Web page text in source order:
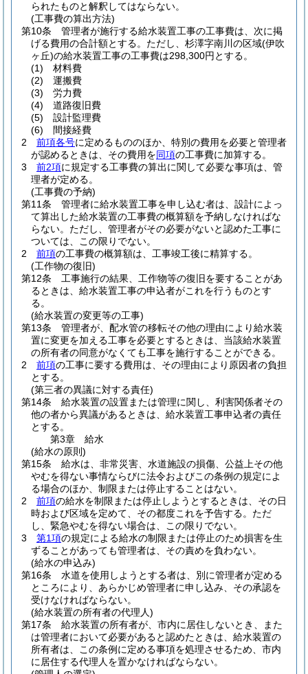
られたものと解釈してはならない。
(工事費の算出方法)
第10条
管理者が施行する給水装置工事の工事費は、次に掲
げる費用の合計額とする。 ただし、杉澤字南川の区域(伊吹
ヶ丘)の給水装置工事の工事費は298,300円とする。
(1)
材料費
(2)
運搬費
(3)
労力費
(4)
道路復旧費
(5)
設計監理費
(6)
間接経費
2
前項各号に定めるもののほか、特別の費用を必要と管理者
が認めるときは、その費用を同項の工事費に加算する。
3
前2項に規定する工事費の算出に関して必要な事項は、管
理者が定める。
(工事費の予納)
第11条
管理者に給水装置工事を申し込む者は、設計によっ
て算出した給水装置の工事費の概算額を予納しなければな
らない。 ただし、管理者がその必要がないと認めた工事に
ついては、この限りでない。
2
前項の工事費の概算額は、工事竣工後に精算する。
(工作物の復旧)
第12条
工事施行の結果、工作物等の復旧を要することがあ
るときは、給水装置工事の申込者がこれを行うものとす
る。
(給水装置の変更等の工事)
第13条
管理者が、配水管の移転その他の理由により給水装
置に変更を加える工事を必要とするときは、当該給水装置
の所有者の同意がなくても工事を施行することができる。
2
前項の工事に要する費用は、その理由により原因者の負担
とする。
(第三者の異議に対する責任)
第14条
給水装置の設置または管理に関し、利害関係者その
他の者から異議があるときは、給水装置工事申込者の責任
とする。
第3章
給水
(給水の原則)
第15条
給水は、非常災害、水道施設の損傷、公益上その他
やむを得ない事情ならびに法令およびこの条例の規定によ
る場合のほか、制限または停止することはない。
2
前項の給水を制限または停止しようとするときは、その日
時および区域を定めて、その都度これを予告する。 ただ
し、緊急やむを得ない場合は、この限りでない。
3
第1項の規定による給水の制限または停止のため損害を生
ずることがあっても管理者は、その責めを負わない。
(給水の申込み)
第16条
水道を使用しようとする者は、別に管理者が定める
ところにより、あらかじめ管理者に申し込み、その承認を
受けなければならない。
(給水装置の所有者の代理人)
第17条
給水装置の所有者が、市内に居住しないとき、また
は管理者において必要があると認めたときは、給水装置の
所有者は、この条例に定める事項を処理させるため、市内
に居住する代理人を置かなければならない。